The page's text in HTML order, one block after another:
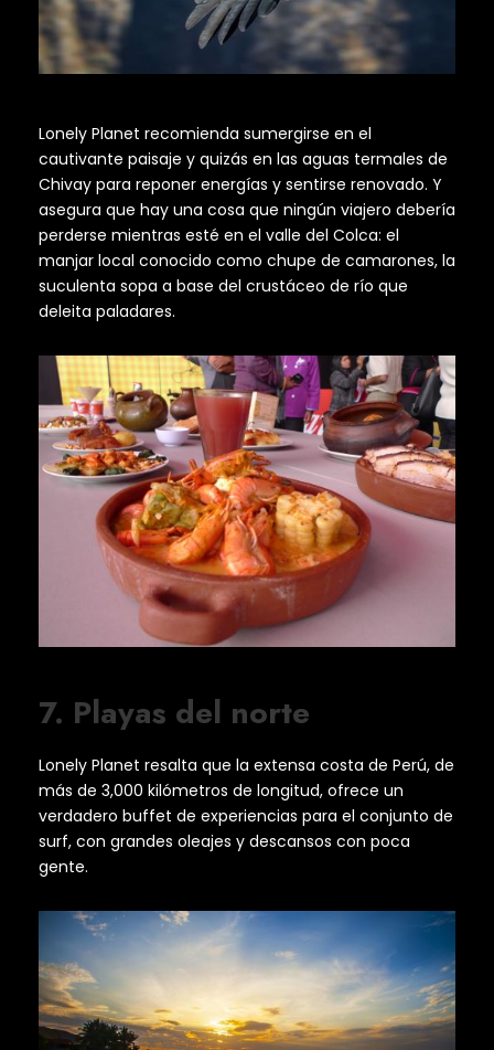
Lonely Planet recomienda sumergirse en el
cautivante paisaje y quizás en las aguas termales de
Chivay para reponer energías y sentirse renovado. Y
asegura que hay una cosa que ningún viajero debería
perderse mientras esté en el valle del Colca: el
manjar local conocido como chupe de camarones, la
suculenta sopa a base del crustáceo de río que
deleita paladares.
7. Playas del norte
Lonely Planet resalta que la extensa costa de Perú, de
más de 3,000 kilómetros de longitud, ofrece un
verdadero buffet de experiencias para el conjunto de
surf, con grandes oleajes y descansos con poca
gente.